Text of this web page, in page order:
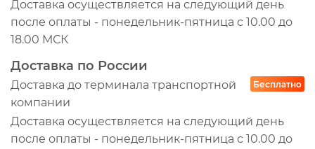
Доставка осуществляется на следующий день
после оплаты - понедельник-пятница с 10.00 до
18.00 МСК
Доставка по России
Доставка до терминала транспортной
компании
Бесплатно
Доставка осуществляется на следующий день
после оплаты - понедельник-пятница с 10.00 до